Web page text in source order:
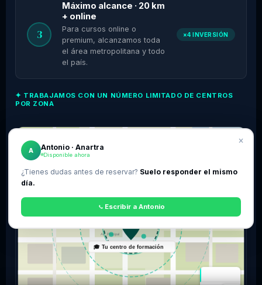
3
Máximo alcance · 20 km
+ online
Para cursos online o
premium, alcanzamos toda
el área metropolitana y todo
el país.
×4 INVERSIÓN
✦ TRABAJAMOS CON UN NÚMERO LIMITADO DE CENTROS
POR ZONA
Av. Principal
C/ Mayor
5 km
🎓 Tu centro de formación
📍Tu centro de formación · Valencia
España y México
×
A Antonio · Anartra
Disponible ahora
¿Tienes dudas antes de reservar? Suelo responder el mismo
día.
Escribir a Antonio